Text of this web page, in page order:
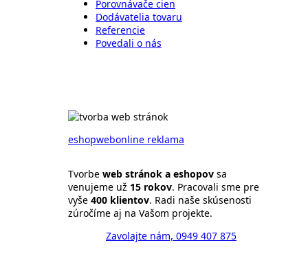
Porovnávače cien
Dodávatelia tovaru
Referencie
Povedali o nás
eshopwebonline reklama
Tvorbe web stránok a eshopov sa
venujeme už 15 rokov. Pracovali sme pre
vyše 400 klientov. Radi naše skúsenosti
zúročíme aj na Vašom projekte.
Zavolajte nám, 0949 407 875